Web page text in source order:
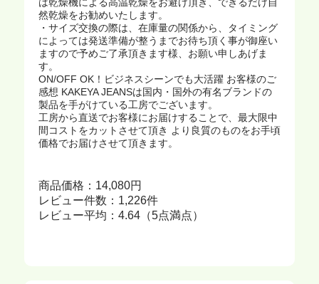
然乾燥をお勧めいたします。
・サイズ交換の際は、在庫量の関係から、タイミング
によっては発送準備が整うまでお待ち頂く事が御座い
ますので予めご了承頂きます様、お願い申しあげま
す。
ON/OFF OK！ビジネスシーンでも大活躍 お客様のご
感想 KAKEYA JEANSは国内・国外の有名ブランドの
製品を手がけている工房でございます。
工房から直送でお客様にお届けすることで、最大限中
間コストをカットさせて頂き より良質のものをお手頃
価格でお届けさせて頂きます。
商品価格：14,080円
レビュー件数：1,226件
レビュー平均：4.64（5点満点）